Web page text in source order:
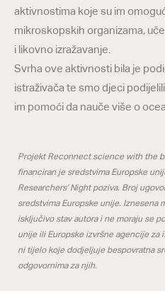
aktivnostima koje su im
mikroskopskih organizama,
i likovno izražavanje.
Svrha ove aktivnosti bila je
istraživača te smo djeci
im pomoći da nauče više o
Projekt Reconnect science with the
financiran je sredstvima Europske
Researchers’ Night poziva. Broj
sredstvima Europske unije. Iznesena
isključivo stav autora i ne moraju se
unije ili Europske izvršne agencije za
ni tijelo koje dodjeljuje bespovratna
odgovornima za njih.